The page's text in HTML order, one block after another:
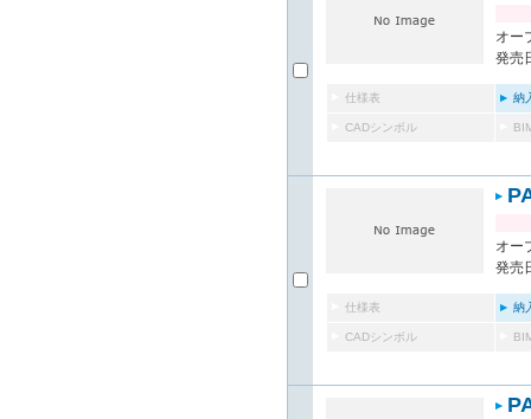
オー
発売
仕様表 納
CADシンボル
オー
発売
仕様表 納
CADシンボル